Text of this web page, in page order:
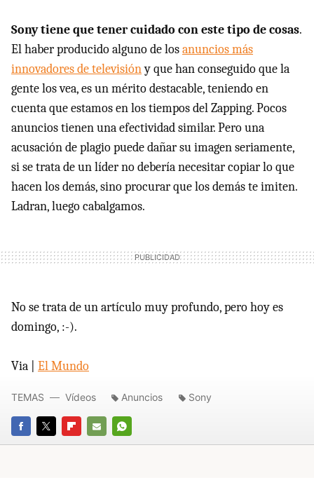
Sony tiene que tener cuidado con este tipo de cosas.
El haber producido alguno de losanuncios más
innovadores de televisióny que han conseguido que la
gente los vea, es un mérito destacable, teniendo en
cuenta que estamos en los tiempos del Zapping. Pocos
anuncios tienen una efectividad similar. Pero una
acusación de plagio puede dañar su imagen seriamente,
si se trata de un líder no debería necesitar copiar lo que
hacen los demás, sino procurar que los demás te imiten.
Ladran, luego cabalgamos.
No se trata de un artículo muy profundo, pero hoy es
domingo, :-).
Via | El Mundo
FACEBOOK
TWITTERFLIPBOARD
E-
WHATSAPP
TEMAS Vídeos Anuncios Sony